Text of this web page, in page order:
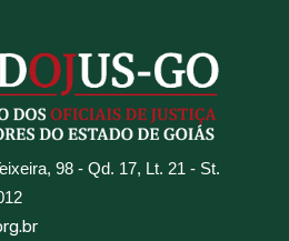
98 - Qd. 17, Lt. 21 - St.